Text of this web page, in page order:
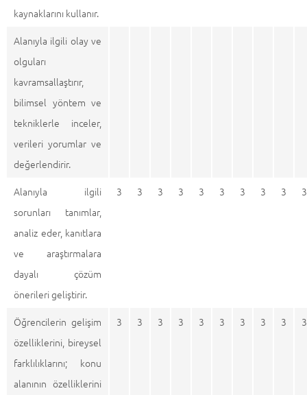
kaynaklarını kullanır.
Alanıyla ilgili olay ve
olguları
kavramsallaştırır,
bilimsel yöntem ve
tekniklerle inceler,
verileri yorumlar ve
değerlendirir.
Alanıyla ilgili
sorunları tanımlar,
analiz eder, kanıtlara
ve araştırmalara
dayalı çözüm
önerileri geliştirir.
3 3 3 3 3 3 3 3 3 3
Öğrencilerin gelişim
özelliklerini, bireysel
farklılıklarını; konu
alanının özelliklerini
3 3 3 3 3 3 3 3 3 3